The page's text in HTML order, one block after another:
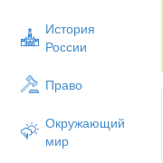
История
России
Право
Окружающий
мир